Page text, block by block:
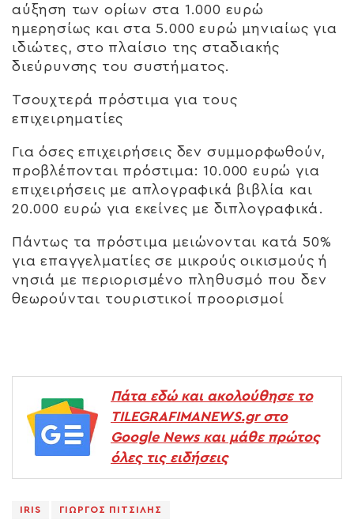
αύξηση των ορίων στα 1.000 ευρώ
ημερησίως και στα 5.000 ευρώ μηνιαίως για
ιδιώτες, στο πλαίσιο της σταδιακής
διεύρυνσης του συστήματος.
Τσουχτερά πρόστιμα για τους
επιχειρηματίες
Για όσες επιχειρήσεις δεν συμμορφωθούν,
προβλέπονται πρόστιμα: 10.000 ευρώ για
επιχειρήσεις με απλογραφικά βιβλία και
20.000 ευρώ για εκείνες με διπλογραφικά.
Πάντως τα πρόστιμα μειώνονται κατά 50%
για επαγγελματίες σε μικρούς οικισμούς ή
νησιά με περιορισμένο πληθυσμό που δεν
θεωρούνται τουριστικοί προορισμοί
Πάτα εδώ και ακολούθησε το
TILEGRAFIMANEWS.gr στο
Google News και μάθε πρώτος
όλες τις ειδήσεις
IRIS ΓΙΩΡΓΟΣ ΠΙΤΣΙΛΗΣ